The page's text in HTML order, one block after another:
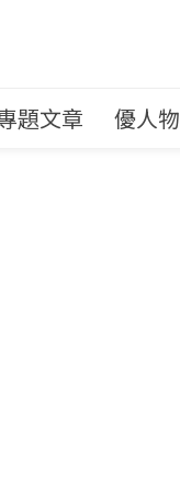
題文章 優人物